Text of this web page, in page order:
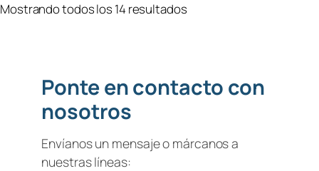
Mostrando todos los 14 resultados
Ponte en contacto con
nosotros
Envíanos un mensaje o márcanos a
nuestras líneas: